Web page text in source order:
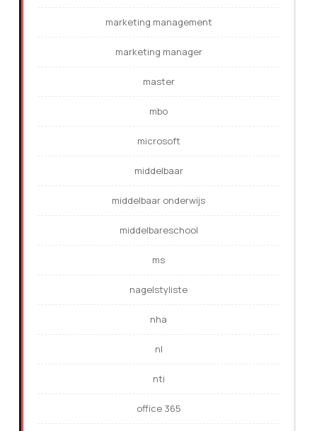
marketing management
marketing manager
master
mbo
microsoft
middelbaar
middelbaar onderwijs
middelbareschool
ms
nagelstyliste
nha
nl
nti
office 365